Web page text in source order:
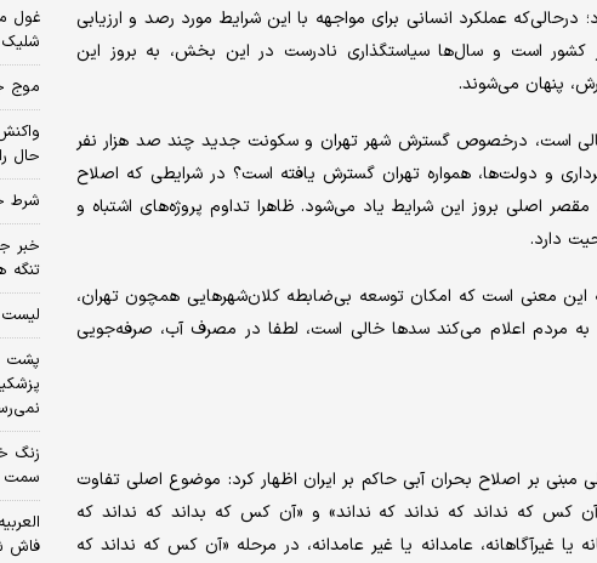
عملکرد انسانی برای مواجهه با این شرایط مورد رصد و ارزیابی
کشور است و سال‌ها سیاستگذاری نادرست در این بخش، به بروز این
پنهان می‌شوند.
است، درخصوص گسترش شهر تهران و سکونت جدید چند صد هزار نفر
شهرداری و دولت‌ها، همواره تهران گسترش یافته است؟ در شرایطی که اصلاح
اصلی بروز این شرایط یاد می‌شود. ظاهرا تداوم پروژه‌های اشتباه و
دارد.
این معنی است که امکان توسعه بی‌ضابطه کلان‌شهرهایی همچون تهران،
مردم اعلام می‌کند سدها خالی است، لطفا در مصرف آب، صرفه‌جویی
مبنی بر اصلاح بحران آبی حاکم بر ایران اظهار کرد: موضوع اصلی تفاوت
کس که نداند که نداند که نداند» و «آن کس که بداند که نداند که
یا غیرآگاهانه، عامدانه یا غیر عامدانه، در مرحله «آن کس که نداند که
غول
شلیک
موج
حال
شرط
خبر
تنگه
لیست
پشت
زنگ
سمت
فاش